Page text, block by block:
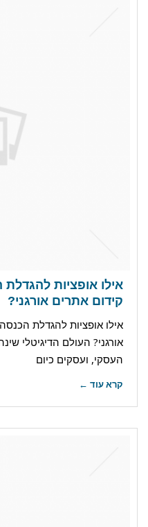
אילו אופציות
קידום אתרים אורגני?
אילו אופציות להגדלת
אורגני? העולם הדיגיטלי
העסקי, ועסקים כיום
קרא עוד ←